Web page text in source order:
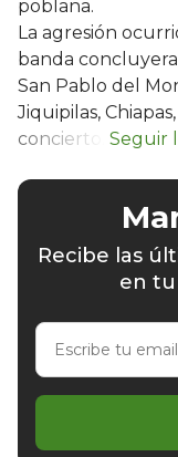
poblana.
La agresión
banda
San Pablo del
Jiquipilas,
concierto.
Recibe las
en
Escribe
email